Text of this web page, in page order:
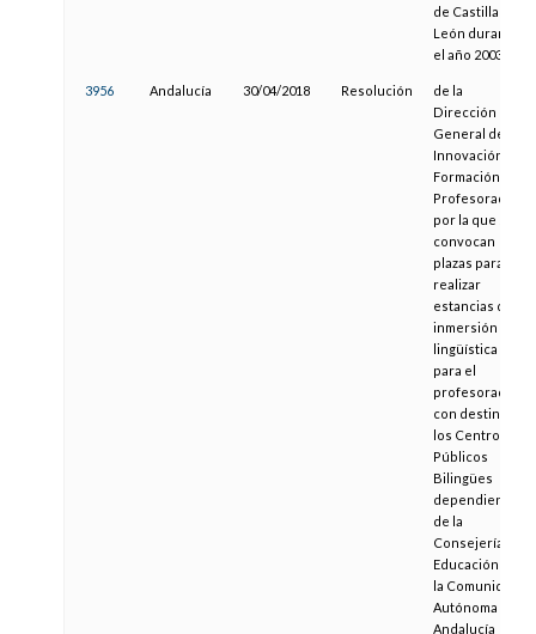
de Castilla y
León durante
el año 2003
3956 Andalucía 30/04/2018 Resolución
de la
Dirección
General de
Innovación y
Formación del
Profesorado,
por la que se
convocan
plazas para
realizar
estancias de
inmersión
lingüística
para el
profesorado
con destino en
los Centros
Públicos
Bilingües
dependientes
de la
Consejería de
Educación de
la Comunidad
Autónoma de
Andalucía